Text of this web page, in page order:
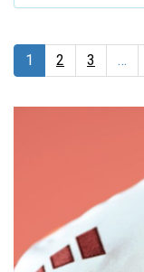
1 2 3 …